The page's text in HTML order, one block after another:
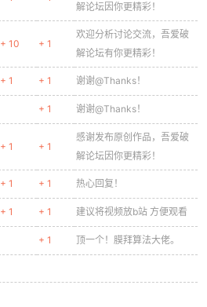
解论坛因你更精彩！
+ 10 + 1
欢迎分析讨论交流，吾爱破
解论坛有你更精彩！
+ 1 + 1 谢谢@Thanks！
+ 1 谢谢@Thanks！
+ 1 + 1
感谢发布原创作品，吾爱破
解论坛因你更精彩！
+ 1 + 1 热心回复！
+ 1 + 1 建议将视频放b站 方便观看
+ 1 顶一个！膜拜算法大佬。